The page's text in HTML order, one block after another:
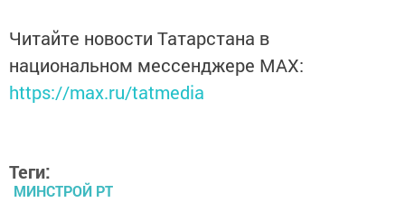
Читайте новости Татарстана в
национальном мессенджере MАХ:
https://max.ru/tatmedia
Теги:
МИНСТРОЙ РТ